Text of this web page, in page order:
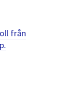
att
navigera
mellan
från